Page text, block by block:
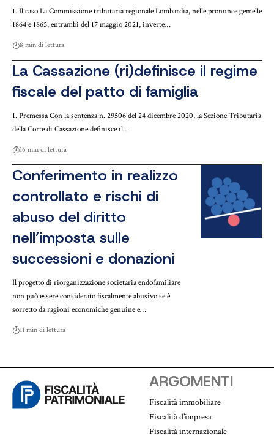
1. Il caso La Commissione tributaria regionale Lombardia, nelle pronunce gemelle
1864 e 1865, entrambi del 17 maggio 2021, inverte…
8 min di lettura
La Cassazione (ri)definisce il regime
fiscale del patto di famiglia
1. Premessa Con la sentenza n. 29506 del 24 dicembre 2020, la Sezione Tributaria
della Corte di Cassazione definisce il…
16 min di lettura
Conferimento in realizzo
controllato e rischi di
abuso del diritto
nell’imposta sulle
successioni e donazioni
Il progetto di riorganizzazione societaria endofamiliare
non può essere considerato fiscalmente abusivo se è
sorretto da ragioni economiche genuine e…
11 min di lettura
ARGOMENTI
Fiscalità immobiliare
Fiscalità d’impresa
Fiscalità internazionale